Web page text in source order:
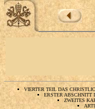
VIERTER TEIL DAS
ERSTER ABSCHNITT
ZWEITES